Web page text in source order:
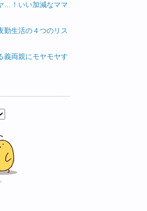
…！いい加減なママ
勤生活の４つのリス
義両親にモヤモヤす